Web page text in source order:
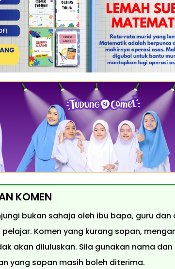
KOMEN
bukan sahaja oleh ibu bapa, guru
Komen yang kurang sopan,
akan diluluskan. Sila gunakan nama
yang sopan masih boleh diterima.